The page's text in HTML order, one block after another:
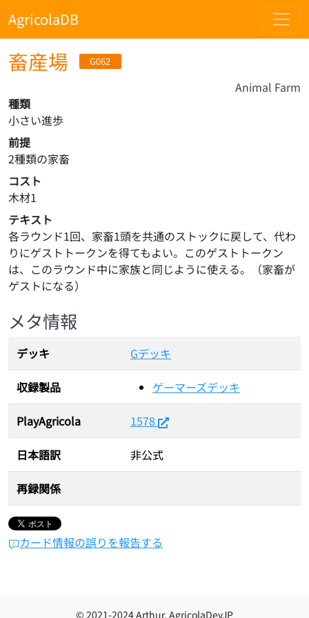
AgricolaDB
畜産場 G062
Animal Farm
種類
小さい進歩
前提
2種類の家畜
コスト
木材1
テキスト
各ラウンド1回、家畜1頭を共通のストックに戻して、代わ
りにゲストトークンを得てもよい。このゲストトークン
は、このラウンド中に家族と同じように使える。（家畜が
ゲストになる）
メタ情報
デッキ Gデッキ
収録製品 ゲーマーズデッキ
PlayAgricola 1578
日本語訳 非公式
再録関係
カード情報の誤りを報告する
© 2021-2024Arthur, AgricolaDevJP